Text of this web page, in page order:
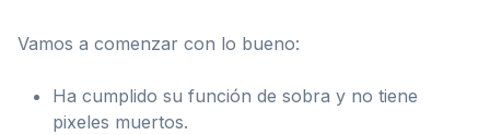
Vamos a comenzar con lo bueno:
Ha cumplido su función de sobra y no tiene
pixeles muertos.